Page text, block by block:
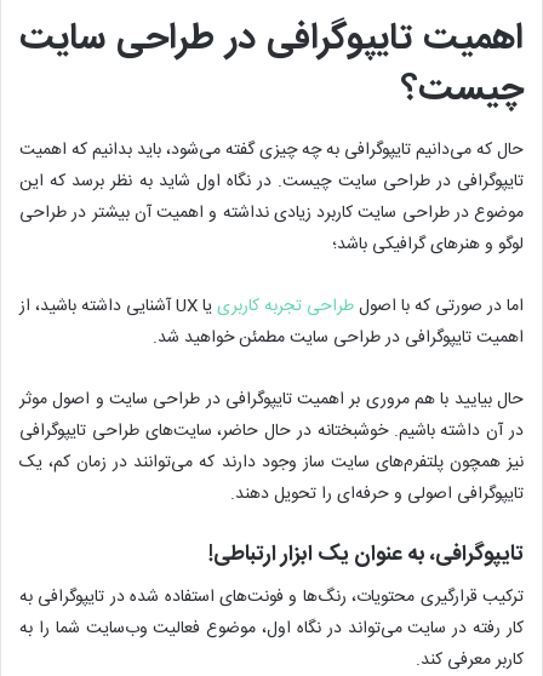
اهمیت تایپوگرافی در طراحی سایت
چیست؟
حال که می‌دانیم تایپوگرافی به چه چیزی گفته می‌شود، باید بدانیم که اهمیت
تایپوگرافی در طراحی سایت چیست. در نگاه اول شاید به نظر برسد که این
موضوع در طراحی سایت کاربرد زیادی نداشته و اهمیت آن بیشتر در طراحی
لوگو و هنرهای گرافیکی باشد؛
اما در صورتی که با اصولطراحی تجربه کاربری
یا UX آشنایی داشته باشید، از
اهمیت تایپوگرافی در طراحی سایت مطمئن خواهید شد.
حال بیایید با هم مروری بر اهمیت تایپوگرافی در طراحی سایت و اصول موثر
در آن داشته باشیم. خوشبختانه در حال حاضر، سایت‌های طراحی تایپوگرافی
نیز همچون پلتفرم‌های سایت ساز وجود دارند که می‌توانند در زمان کم، یک
تایپوگرافی اصولی و حرفه‌ای را تحویل دهند.
تایپوگرافی، به عنوان یک ابزار ارتباطی!
ترکیب قرارگیری محتویات، رنگ‌ها و فونت‌های استفاده شده در تایپوگرافی به
کار رفته در سایت می‌تواند در نگاه اول، موضوع فعالیت وب‌سایت شما را به
کاربر معرفی کند.